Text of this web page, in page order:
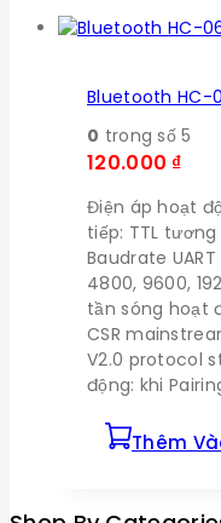
Bluetooth HC-
0 trong số 5
120.000 ₫
Điện áp hoạt
tiếp: TTL
Baudrate
4800, 9600,
tần sóng hoạt
CSR
V2.0 protocol
động: khi
Thêm